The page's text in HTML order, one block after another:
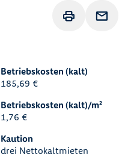
Drucken
Betriebskosten (kalt)
185,69 €
Betriebskosten (kalt)/m²
1,76 €
Kaution
drei Nettokaltmieten